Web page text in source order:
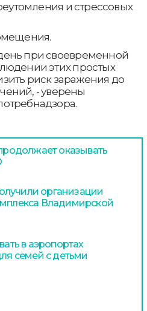
и стрессовых
при своевременной
этих простых
риск заражения до
- уверены
оказывать
организации
Владимирской
в аэропортах
семей с детьми